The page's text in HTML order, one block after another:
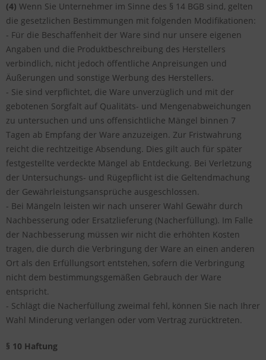
(4) Wenn Sie Unternehmer im Sinne des § 14 BGB sind, gelten
die gesetzlichen Bestimmungen mit folgenden Modifikationen:
- Für die Beschaffenheit der Ware sind nur unsere eigenen
Angaben und die Produktbeschreibung des Herstellers
verbindlich, nicht jedoch öffentliche Anpreisungen und
Äußerungen und sonstige Werbung des Herstellers.
- Sie sind verpflichtet, die Ware unverzüglich und mit der
gebotenen Sorgfalt auf Qualitäts- und Mengenabweichungen
zu untersuchen und uns offensichtliche Mängel binnen 7
Tagen ab Empfang der Ware anzuzeigen. Zur Fristwahrung
reicht die rechtzeitige Absendung. Dies gilt auch für später
festgestellte verdeckte Mängel ab Entdeckung. Bei Verletzung
der Untersuchungs- und Rügepflicht ist die Geltendmachung
der Gewährleistungsansprüche ausgeschlossen.
- Bei Mängeln leisten wir nach unserer Wahl Gewähr durch
Nachbesserung oder Ersatzlieferung (Nacherfüllung). Im Falle
der Nachbesserung müssen wir nicht die erhöhten Kosten
tragen, die durch die Verbringung der Ware an einen anderen
Ort als den Erfüllungsort entstehen, sofern die Verbringung
nicht dem bestimmungsgemäßen Gebrauch der Ware
entspricht.
- Schlägt die Nacherfüllung zweimal fehl, können Sie nach Ihrer
Wahl Minderung verlangen oder vom Vertrag zurücktreten.
§ 10 Haftung